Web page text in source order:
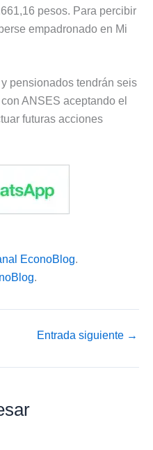
pesos. Para percibir
empadronado en Mi
pensionados tendrán seis
ANSES aceptando el
futuras acciones
EconoBlog.
.
Entrada siguiente →